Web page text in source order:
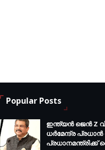
Popular Posts
ഇന്ത്യൻ ജെൻ Z
ധർമേന്ദ്ര പ്രധാൻ
പ്രധാനമന്ത്രിക്ക്